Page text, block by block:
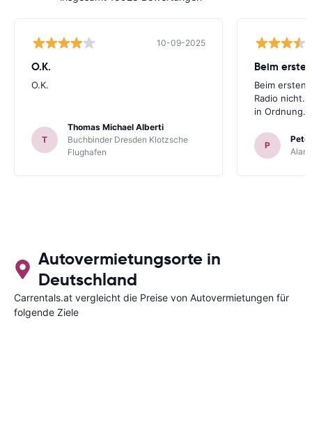
10-09-2025
O.K.
O.K.
T
Thomas Michael Alberti
Buchbinder Dresden Klotzsche
Flughafen
Beim
Beim ersten
Radio nicht.
in Ordnung.
P
Autovermietungsorte in
Deutschland
Carrentals.at vergleicht die Preise von Autovermietungen für
folgende Ziele